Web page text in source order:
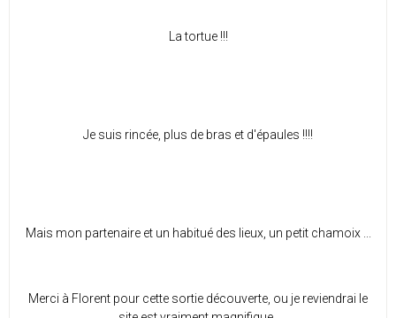
La tortue !!!
Je suis rincée, plus de bras et d'épaules !!!!
Mais mon partenaire et un habitué des lieux, un petit chamoix ...
Merci à Florent pour cette sortie découverte, ou je reviendrai le